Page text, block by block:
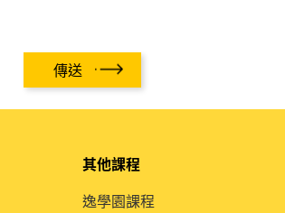
傳送
其他課程
逸學園課程